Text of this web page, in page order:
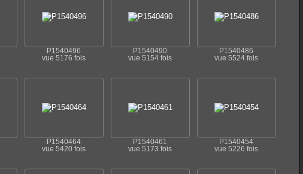
P1540496
vue 5176 fois
P1540490
vue 5154 fois
P1540486
vue 5524 fois
P1540464
vue 5420 fois
P1540461
vue 5173 fois
P1540454
vue 5226 fois